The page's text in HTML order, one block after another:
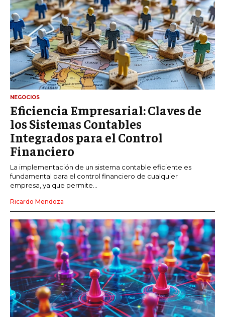
NEGOCIOS
Eficiencia Empresarial: Claves de
los Sistemas Contables
Integrados para el Control
Financiero
La implementación de un sistema contable eficiente es
fundamental para el control financiero de cualquier
empresa, ya que permite...
Ricardo Mendoza